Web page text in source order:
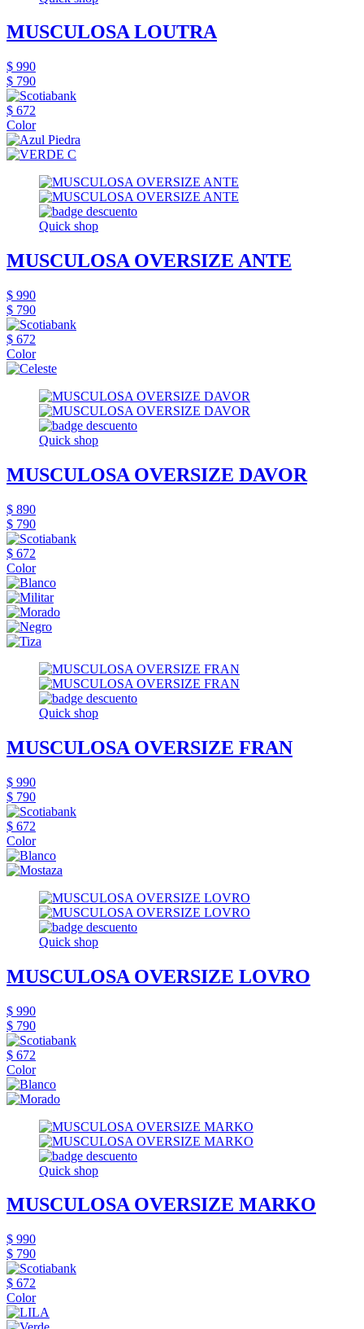
MUSCULOSA LOUTRA
$ 990
$ 790
$ 672
Color
Quick shop
MUSCULOSA OVERSIZE ANTE
$ 990
$ 790
$ 672
Color
Quick shop
MUSCULOSA OVERSIZE DAVOR
$ 890
$ 790
$ 672
Color
Quick shop
MUSCULOSA OVERSIZE FRAN
$ 990
$ 790
$ 672
Color
Quick shop
MUSCULOSA OVERSIZE LOVRO
$ 990
$ 790
$ 672
Color
Quick shop
MUSCULOSA OVERSIZE MARKO
$ 990
$ 790
$ 672
Color